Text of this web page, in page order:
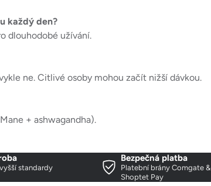
každý den?
dlouhodobé užívání.
ne. Citlivé osoby mohou začít nižší dávkou.
+ ashwagandha).
standardy
Bezpečná platba
Platební brány Comgate &
Shoptet Pay